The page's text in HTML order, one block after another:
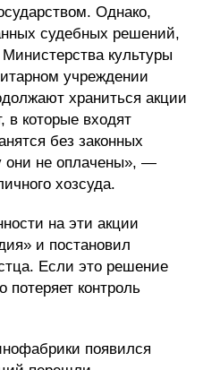
Однако,
судебных решений,
культуры
учреждении
храниться акции
в которые входят
без законных
они не оплачены», —
хозсуда.
на эти акции
и постановил
Если это решение
потеряет контроль
появился